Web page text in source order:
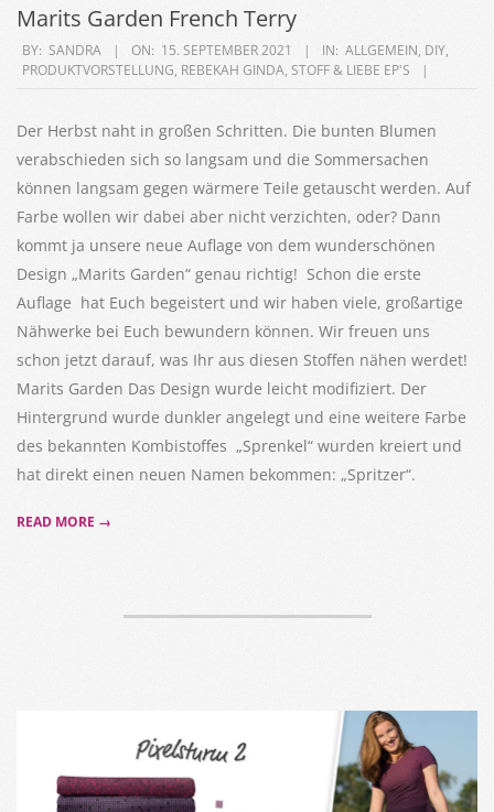
Marits Garden French Terry
2021-
09-
BY: SANDRA ON: 15. SEPTEMBER 2021 IN: ALLGEMEIN, DIY,
PRODUKTVORSTELLUNG, REBEKAH GINDA, STOFF & LIEBE EP'S
Der Herbst naht in großen Schritten. Die bunten Blumen
verabschieden sich so langsam und die Sommersachen
können langsam gegen wärmere Teile getauscht werden. Auf
Farbe wollen wir dabei aber nicht verzichten, oder? Dann
kommt ja unsere neue Auflage von dem wunderschönen
Design „Marits Garden“ genau richtig! Schon die erste
Auflage hat Euch begeistert und wir haben viele, großartige
Nähwerke bei Euch bewundern können. Wir freuen uns
schon jetzt darauf, was Ihr aus diesen Stoffen nähen werdet!
Marits Garden Das Design wurde leicht modifiziert. Der
Hintergrund wurde dunkler angelegt und eine weitere Farbe
des bekannten Kombistoffes „Sprenkel“ wurden kreiert und
hat direkt einen neuen Namen bekommen: „Spritzer“.
READ MORE →